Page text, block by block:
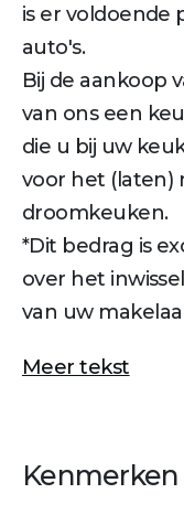
is er voldoende
auto's.
Bij de aankoop
van ons een
die u bij uw
voor het (laten)
droomkeuken.
*Dit bedrag is
over het
van uw
Meer tekst
Kenmerken